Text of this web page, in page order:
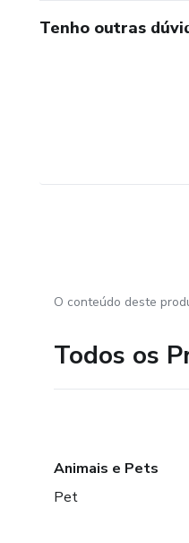
Tenho outras
O conteúdo deste
Todos os
Animais e Pets
Pet